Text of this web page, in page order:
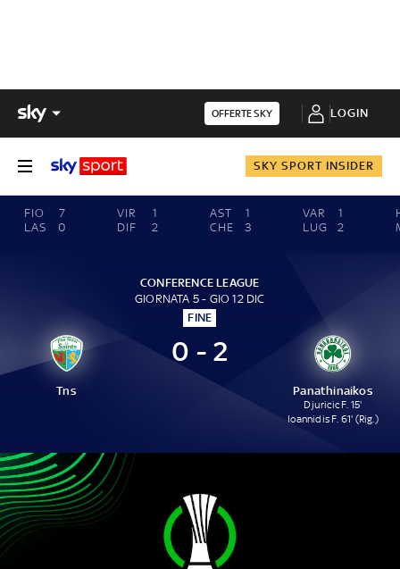
OFFERTE SKY LOGIN
SKY SPORT INSIDER
FIO
7
LAS
0
VIR
1
DIF
2
AST
1
CHE
3
VAR
1
LUG
2
CONFERENCE LEAGUE
GIORNATA 5 - GIO 12 DIC
FINE
Tns
0 - 2
Panathinaikos
Djuricic F. 15'
Ioannidis F. 61' (Rig.)